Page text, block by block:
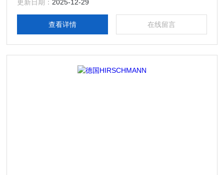
置后才能进行。因为HIRSCHMANN赫斯曼交换机其他方式往
往需要借助于IP地址、域名或设备名称才可以实现
更新日期： 2025-12-29
查看详情 在线留言